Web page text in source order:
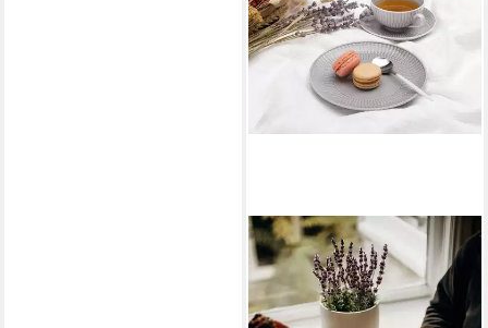
SELTMANN WEIDEN
Milchkännchen Amina, 0,17 l,
(1-St), Kleines Kännchen,
Kanne mit Relief